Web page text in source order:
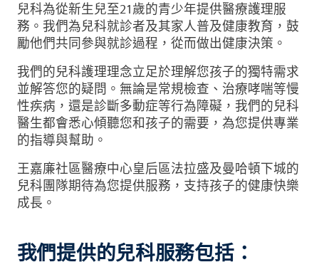
兒科為從新生兒至21歲的青少年提供醫療護理服
務。我們為兒科就診者及其家人普及健康教育，鼓
勵他們共同參與就診過程，從而做出健康決策。
我們的兒科護理理念立足於理解您孩子的獨特需求
並解答您的疑問。無論是常規檢查、治療哮喘等慢
性疾病，還是診斷多動症等行為障礙，我們的兒科
醫生都會悉心傾聽您和孩子的需要，為您提供專業
的指導與幫助。
王嘉廉社區醫療中心皇后區法拉盛及曼哈頓下城的
兒科團隊期待為您提供服務，支持孩子的健康快樂
成長。
我們提供的兒科服務包括：